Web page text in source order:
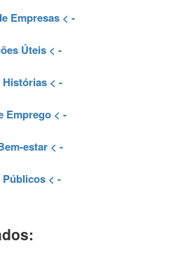
Empresas< -
Úteis< -
Histórias < -
Emprego< -
estar < -
< -